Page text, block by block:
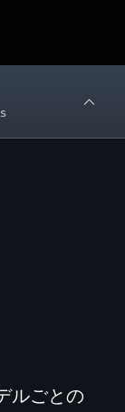
ルごとの